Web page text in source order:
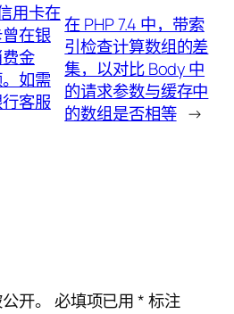
用卡在
在银
金
如需
客服
在 PHP 7.4 中，带索
引检查计算数组的差
集，以对比 Body 中
的请求参数与缓存中
的数组是否相等 →
开。 必填项已用*标注